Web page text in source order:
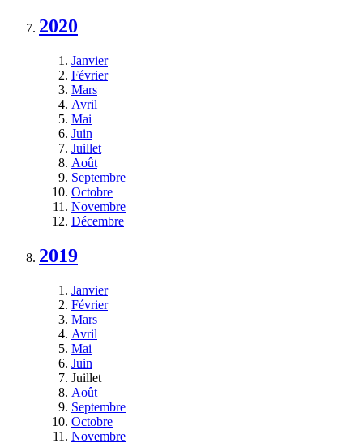
2020
Janvier
Février
Mars
Avril
Mai
Juin
Juillet
Août
Septembre
Octobre
Novembre
Décembre
2019
Janvier
Février
Mars
Avril
Mai
Juin
Juillet
Août
Septembre
Octobre
Novembre